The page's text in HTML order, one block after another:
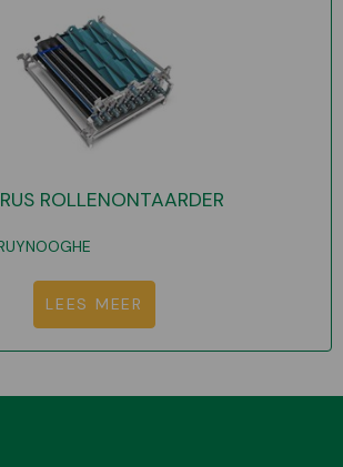
ROLLENONTAARDER
LEES MEER